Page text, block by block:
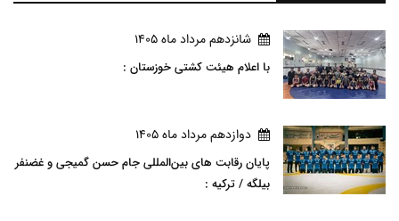
شانزدهم مرداد ماه 1405
با اعلام هیئت کشتی خوزستان :
دوازدهم مرداد ماه 1405
پایان رقابت های بین‌المللی جام حسن گمیجی و غضنفر
بیلگه / ترکیه :